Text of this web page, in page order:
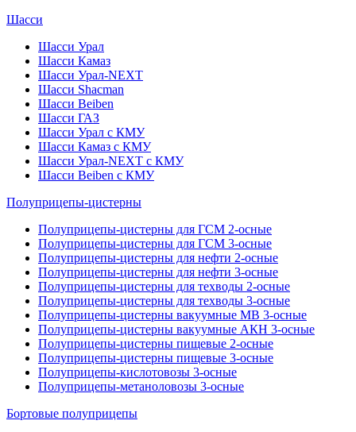
Шасси
Шасси Урал
Шасси Камаз
Шасси Урал-NEXT
Шасси Shacman
Шасси Beiben
Шасси ГАЗ
Шасси Урал с КМУ
Шасси Камаз с КМУ
Шасси Урал-NEXT с КМУ
Шасси Beiben с КМУ
Полуприцепы-цистерны
Полуприцепы-цистерны для ГСМ 2-осные
Полуприцепы-цистерны для ГСМ 3-осные
Полуприцепы-цистерны для нефти 2-осные
Полуприцепы-цистерны для нефти 3-осные
Полуприцепы-цистерны для техводы 2-осные
Полуприцепы-цистерны для техводы 3-осные
Полуприцепы-цистерны вакуумные МВ 3-осные
Полуприцепы-цистерны вакуумные АКН 3-осные
Полуприцепы-цистерны пищевые 2-осные
Полуприцепы-цистерны пищевые 3-осные
Полуприцепы-кислотовозы 3-осные
Полуприцепы-метаноловозы 3-осные
Бортовые полуприцепы